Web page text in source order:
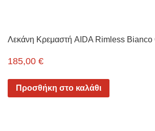
Λεκάνη Κρεμαστή AIDA Rimless Bianco
185,00 €
Προσθήκη στο καλάθι